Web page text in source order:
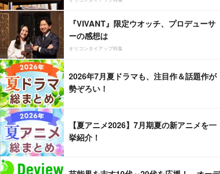
『VIVANT』限定ウオッチ、プロデューサ
ーの感想は
オリコンタイアップ特集
2026年7月夏ドラマも、注目作＆話題作が
勢ぞろい！
【夏アニメ2026】7月期夏の新アニメを一
挙紹介！